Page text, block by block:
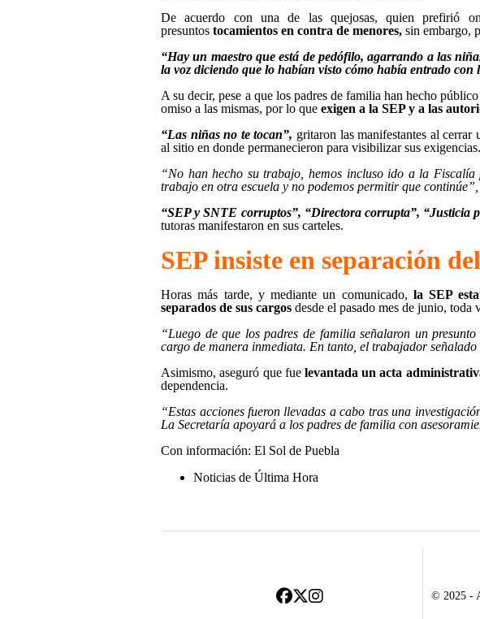
De acuerdo con una de las quejosas, quien prefirió
presuntos tocamientos en contra de menores, sin embargo,
“Hay un maestro que está de pedófilo, agarrando a las
la voz diciendo que lo habían visto cómo había entrado con
A su decir, pese a que los padres de familia han hecho
omiso a las mismas, por lo queexigen a la SEP y a las
“Las niñas no te tocan”, gritaron las manifestantes al
al sitio en donde permanecieron para visibilizar sus exigencias.
“No han hecho su trabajo, hemos incluso ido a la Fiscalía
trabajo en otra escuela y no podemos permitir que continúe”,
“SEP y SNTE corruptos”, “Directora corrupta”, “Justicia
tutoras manifestaron en sus carteles.
SEP insiste en separación
Horas más tarde, y mediante un comunicado, la SEP
separados de sus cargos desde el pasado mes de junio, toda
“Luego de que los padres de familia señalaron un
cargo de manera inmediata. En tanto, el trabajador
Asimismo, aseguró que fuelevantada un acta
dependencia.
“Estas acciones fueron llevadas a cabo tras una
La Secretaría apoyará a los padres de familia con
Con información: El Sol de Puebla
Noticias de Última Hora
© 2025 -